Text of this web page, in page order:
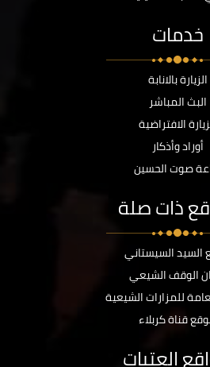
خدمات
الزيارة بالانابة
البث المباشر
الافتراضية
أوراد وأذكار
صوت الحسين
ذات صلة
السيد السيستاني
الوقف الشيعي
للمزارات الشيعية
قناة كربلاء
العتبات